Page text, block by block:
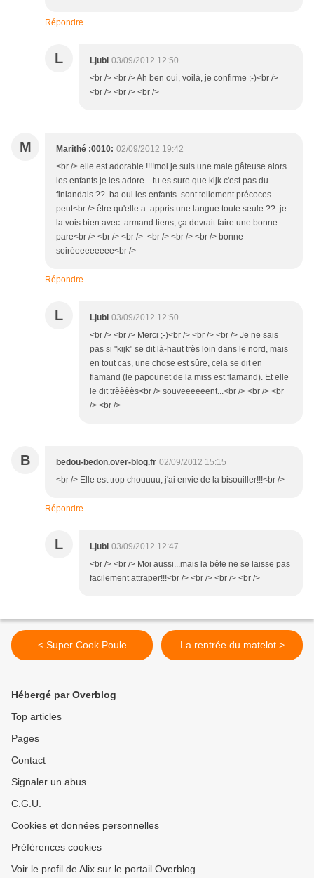
Répondre
L Ljubi 03/09/2012 12:50
<br /> <br /> Ah ben oui, voilà, je confirme ;-)<br />
<br /> <br /> <br />
M Marithé :0010: 02/09/2012 19:42
<br /> elle est adorable !!!!moi je suis une maie gâteuse alors
les enfants je les adore ...tu es sure que kijk c'est pas du
finlandais ?? ba oui les enfants sont tellement précoces
peut<br /> être qu'elle a appris une langue toute seule ?? je
la vois bien avec armand tiens, ça devrait faire une bonne
pare<br /> <br /> <br /> <br /> <br /> <br /> bonne
soiréeeeeeeee<br />
Répondre
L Ljubi 03/09/2012 12:50
<br /> <br /> Merci ;-)<br /> <br /> <br /> Je ne sais
pas si "kijk" se dit là-haut très loin dans le nord, mais
en tout cas, une chose est sûre, cela se dit en
flamand (le papounet de la miss est flamand). Et elle
le dit trèèèès<br /> souveeeeeent...<br /> <br /> <br
/> <br />
B bedou-bedon.over-blog.fr 02/09/2012 15:15
<br /> Elle est trop chouuuu, j'ai envie de la bisouiller!!!<br />
Répondre
L Ljubi 03/09/2012 12:47
<br /> <br /> Moi aussi...mais la bête ne se laisse pas
facilement attraper!!!<br /> <br /> <br /> <br />
< Super Cook Poule La rentrée du matelot >
Hébergé par Overblog
Top articles
Pages
Contact
Signaler un abus
C.G.U.
Cookies et données personnelles
Préférences cookies
Voir le profil de Alix sur le portail Overblog